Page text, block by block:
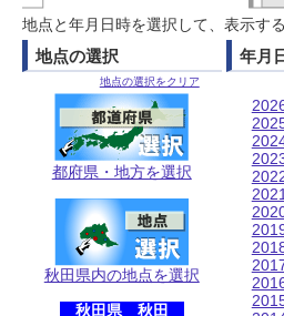
地点と年月日時を選択して、表示す
地点の選択
地点の選択をクリア
都府県・地方を選択
秋田県内の地点を選択
秋田県 秋田
年月